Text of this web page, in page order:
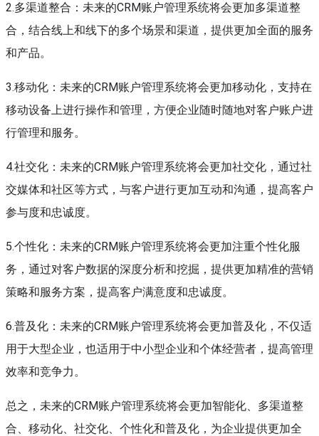
2.多渠道整合：未来的CRM账户管理系统将会更加多渠道整
合，结合线上和线下的多个场景和渠道，提供更加全面的服务
和产品。
3.移动化：未来的CRM账户管理系统将会更加移动化，支持在
移动设备上进行操作和管理，方便企业随时随地对客户账户进
行管理和服务。
4.社交化：未来的CRM账户管理系统将会更加社交化，通过社
交媒体和社区等方式，与客户进行更加互动和沟通，提高客户
参与度和忠诚度。
5.个性化：未来的CRM账户管理系统将会更加注重个性化服
务，通过对客户数据的深度分析和挖掘，提供更加精准的营销
策略和服务方案，提高客户满意度和忠诚度。
6.普及化：未来的CRM账户管理系统将会更加普及化，不仅适
用于大型企业，也适用于中小型企业和个体经营者，提高管理
效率和竞争力。
总之，未来的CRM账户管理系统将会更加智能化、多渠道整
合、移动化、社交化、个性化和普及化，为企业提供更加全